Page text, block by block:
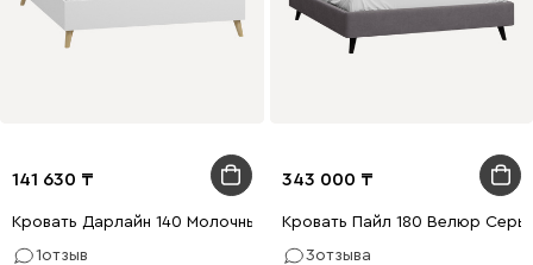
141 630
Кровать Дарлайн 140 Молочный
1отзыв
343 000
Кровать Пайл 180 Велюр
3отзыва